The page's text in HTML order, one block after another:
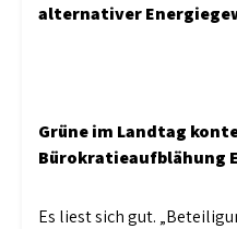
alternativer
Grüne im Landtag
Bürokratieaufblähung
Es liest sich gut.